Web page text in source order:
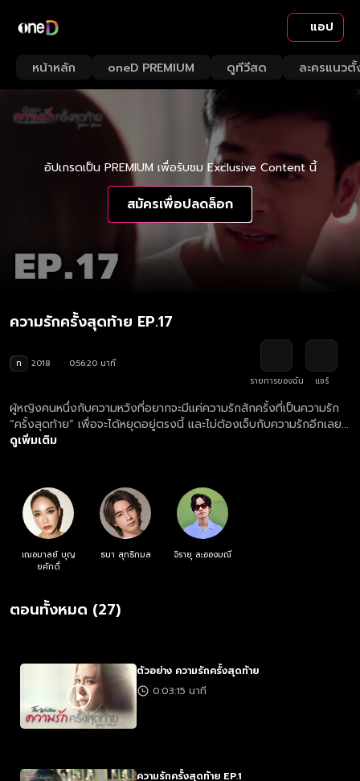
แอป
หน้าหลัก oneD PREMIUM ดูทีวีสด ละครแนวตั้
อัปเกรดเป็น PREMIUM เพื่อรับชม Exclusive Content นี้
สมัครเพื่อปลดล็อก
ความรักครั้งสุดท้าย EP.17
ท 2018
0:56:20 นาที
รายการของฉัน
แชร์
ผู้หญิงคนหนึ่งกับความหวังที่อยากจะมีแค่ความรักสักครั้งที่เป็นความรัก
“ครั้งสุดท้าย” เพื่อจะได้หยุดอยู่ตรงนี้ และไม่ต้องเจ็บกับความรักอีกเลย...
ดูเพิ่มเติม
เฌอมาลย์ บุญ
ยศักดิ์
ธนา สุทธิกมล จิรายุ ละอองมณี
ตอนทั้งหมด (27)
ตัวอย่าง ความรักครั้งสุดท้าย
0:03:15 นาที
ความรักครั้งสุดท้าย EP.1